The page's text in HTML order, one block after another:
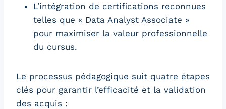
L’intégration de certifications reconnues
telles que « Data Analyst Associate »
pour maximiser la valeur professionnelle
du cursus.
Le processus pédagogique suit quatre étapes
clés pour garantir l’efficacité et la validation
des acquis :